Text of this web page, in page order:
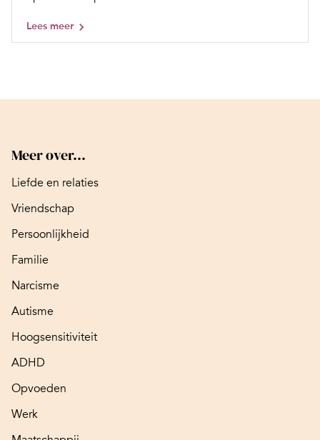
Lees meer
Meer over...
Liefde en relaties
Vriendschap
Persoonlijkheid
Familie
Narcisme
Autisme
Hoogsensitiviteit
ADHD
Opvoeden
Werk